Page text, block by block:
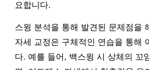
요합니다.
스윙 분석을 통해 발견된 문제점을
자세 교정은 구체적인 연습을 통해
다. 예를 들어, 백스윙 시 상체의 꼬